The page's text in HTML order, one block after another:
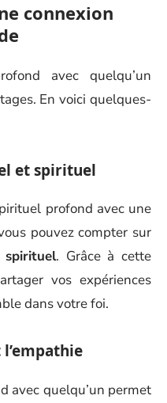
connexion
avec quelqu’un
En voici quelques-
et spirituel
profond avec une
pouvez compter sur
spirituel. Grâce à cette
vos expériences
dans votre foi.
avec quelqu’un permet